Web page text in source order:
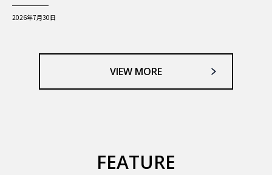
2026年7月30日
VIEW MORE
FEATURE